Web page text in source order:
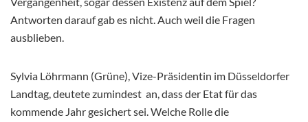
Antworten darauf gab es nicht. Auch weil die Fragen
ausblieben.
Sylvia Löhrmann (Grüne), Vize-Präsidentin im Düsseldorfer
Landtag, deutete zumindest an, dass der Etat für das
kommende Jahr gesichert sei. Welche Rolle die